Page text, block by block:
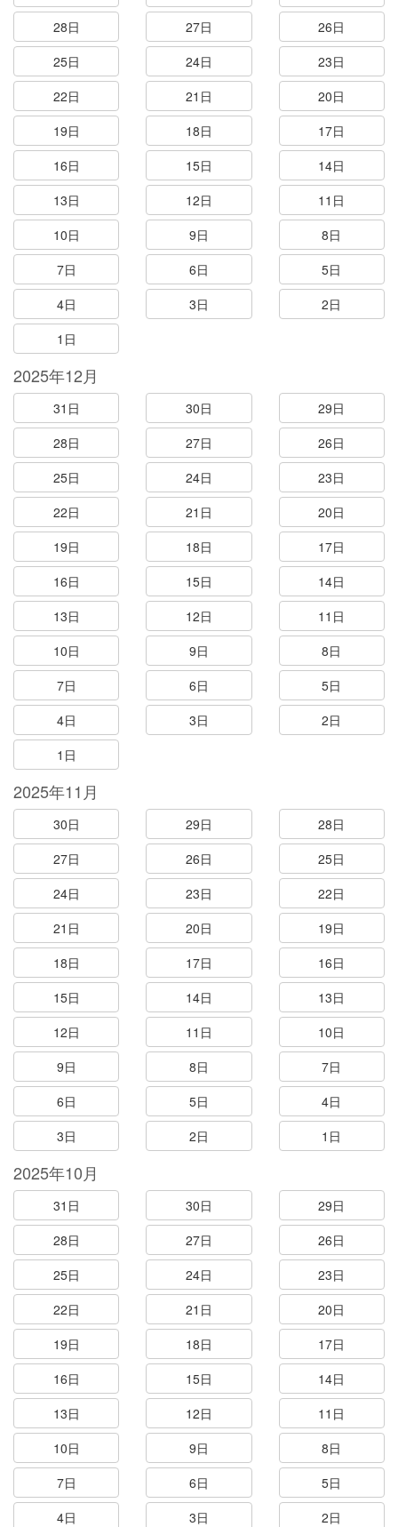
28日
27日
26日
25日
24日
23日
22日
21日
20日
19日
18日
17日
16日
15日
14日
13日
12日
11日
10日
9日
8日
7日
6日
5日
4日
3日
2日
1日
2025年12月
31日 30日
29日
28日
27日
26日
25日
24日
23日
22日
21日
20日
19日
18日
17日
16日
15日
14日
13日
12日
11日
10日
9日
8日
7日
6日
5日
4日
3日
2日
1日
2025年11月
30日 29日
28日
27日
26日
25日
24日
23日
22日
21日
20日
19日
18日
17日
16日
15日
14日
13日
12日
11日
10日
9日
8日
7日
6日
5日
4日
3日
2日 1日
2025年10月
31日 30日
29日
28日
27日
26日
25日
24日
23日
22日
21日
20日
19日
18日
17日
16日
15日
14日
13日
12日
11日
10日
9日
8日
7日
6日
5日
4日
3日
2日